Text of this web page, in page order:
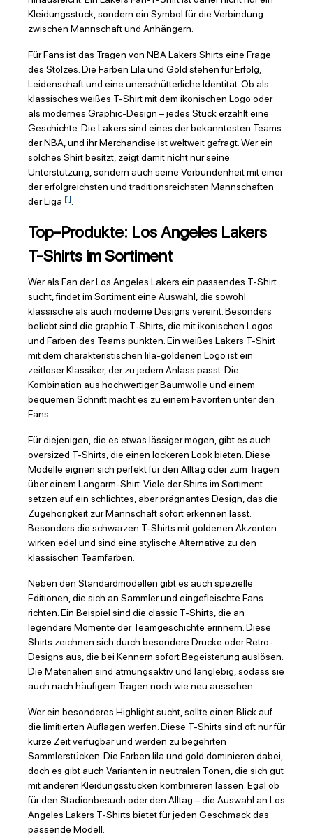
Kleidungsstück, sondern ein Symbol für die Verbindung
zwischen Mannschaft und Anhängern.
Für Fans ist das Tragen von NBA Lakers Shirts eine Frage
des Stolzes. Die Farben Lila und Gold stehen für Erfolg,
Leidenschaft und eine unerschütterliche Identität. Ob als
klassisches weißes T-Shirt mit dem ikonischen Logo oder
als modernes Graphic-Design – jedes Stück erzählt eine
Geschichte. Die Lakers sind eines der bekanntesten Teams
der NBA, und ihr Merchandise ist weltweit gefragt. Wer ein
solches Shirt besitzt, zeigt damit nicht nur seine
Unterstützung, sondern auch seine Verbundenheit mit einer
der erfolgreichsten und traditionsreichsten Mannschaften
der Liga [1].
Top-Produkte: Los Angeles Lakers
T-Shirts im Sortiment
Wer als Fan der Los Angeles Lakers ein passendes T-Shirt
sucht, findet im Sortiment eine Auswahl, die sowohl
klassische als auch moderne Designs vereint. Besonders
beliebt sind die graphic T-Shirts, die mit ikonischen Logos
und Farben des Teams punkten. Ein weißes Lakers T-Shirt
mit dem charakteristischen lila-goldenen Logo ist ein
zeitloser Klassiker, der zu jedem Anlass passt. Die
Kombination aus hochwertiger Baumwolle und einem
bequemen Schnitt macht es zu einem Favoriten unter den
Fans.
Für diejenigen, die es etwas lässiger mögen, gibt es auch
oversized T-Shirts, die einen lockeren Look bieten. Diese
Modelle eignen sich perfekt für den Alltag oder zum Tragen
über einem Langarm-Shirt. Viele der Shirts im Sortiment
setzen auf ein schlichtes, aber prägnantes Design, das die
Zugehörigkeit zur Mannschaft sofort erkennen lässt.
Besonders die schwarzen T-Shirts mit goldenen Akzenten
wirken edel und sind eine stylische Alternative zu den
klassischen Teamfarben.
Neben den Standardmodellen gibt es auch spezielle
Editionen, die sich an Sammler und eingefleischte Fans
richten. Ein Beispiel sind die classic T-Shirts, die an
legendäre Momente der Teamgeschichte erinnern. Diese
Shirts zeichnen sich durch besondere Drucke oder Retro-
Designs aus, die bei Kennern sofort Begeisterung auslösen.
Die Materialien sind atmungsaktiv und langlebig, sodass sie
auch nach häufigem Tragen noch wie neu aussehen.
Wer ein besonderes Highlight sucht, sollte einen Blick auf
die limitierten Auflagen werfen. Diese T-Shirts sind oft nur für
kurze Zeit verfügbar und werden zu begehrten
Sammlerstücken. Die Farben lila und gold dominieren dabei,
doch es gibt auch Varianten in neutralen Tönen, die sich gut
mit anderen Kleidungsstücken kombinieren lassen. Egal ob
für den Stadionbesuch oder den Alltag – die Auswahl an Los
Angeles Lakers T-Shirts bietet für jeden Geschmack das
passende Modell.